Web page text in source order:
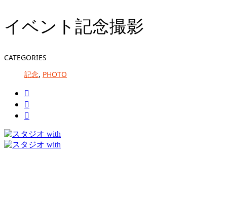
イベント記念撮影
CATEGORIES
記念, PHOTO


